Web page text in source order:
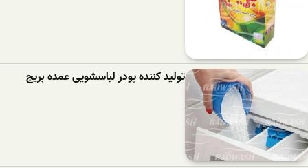
تولید کننده پودر لباسشویی عمده بریج